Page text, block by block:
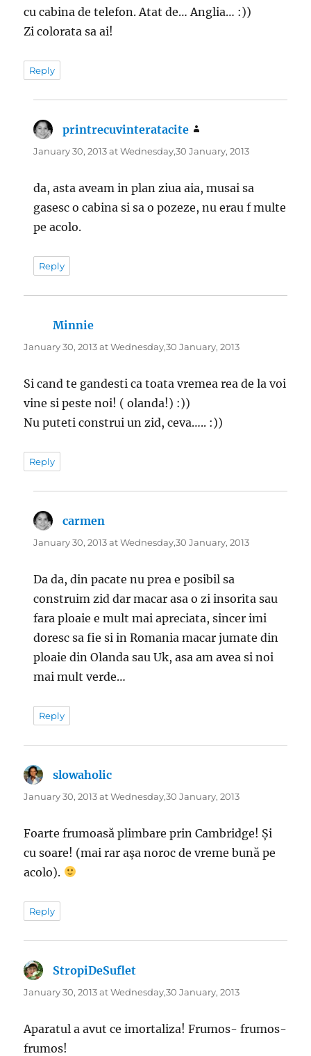
cu cabina de telefon. Atat de… Anglia… :))
Zi colorata sa ai!
Reply
printrecuvinteratacite
January 30, 2013 at Wednesday,30 January, 2013
da, asta aveam in plan ziua aia, musai sa
gasesc o cabina si sa o pozeze, nu erau f multe
pe acolo.
Reply
Minnie
January 30, 2013 at Wednesday,30 January, 2013
Si cand te gandesti ca toata vremea rea de la voi
vine si peste noi! ( olanda!) :))
Nu puteti construi un zid, ceva….. :))
Reply
carmen
January 30, 2013 at Wednesday,30 January, 2013
Da da, din pacate nu prea e posibil sa
construim zid dar macar asa o zi insorita sau
fara ploaie e mult mai apreciata, sincer imi
doresc sa fie si in Romania macar jumate din
ploaie din Olanda sau Uk, asa am avea si noi
mai mult verde…
Reply
slowaholic
January 30, 2013 at Wednesday,30 January, 2013
Foarte frumoasă plimbare prin Cambridge! Și
cu soare! (mai rar așa noroc de vreme bună pe
acolo).
Reply
StropiDeSuflet
January 30, 2013 at Wednesday,30 January, 2013
Aparatul a avut ce imortaliza! Frumos- frumos-
frumos!